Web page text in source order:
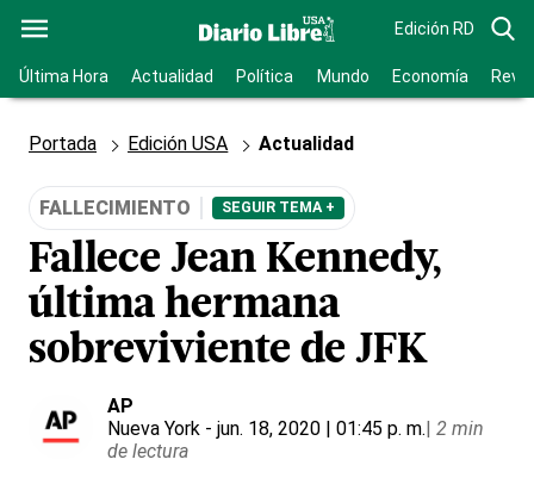
Edición RD
Última Hora Actualidad Política Mundo Economía
Portada Edición USA Actualidad
FALLECIMIENTO SEGUIR TEMA +
Fallece Jean Kennedy,
última hermana
sobreviviente de JFK
AP
Nueva York - jun. 18, 2020 | 01:45 p. m.| 2 min
de lectura